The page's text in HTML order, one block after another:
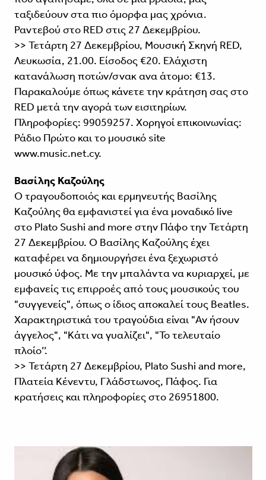
ταξιδεύουν στα πιο όμορφα μας χρόνια.
Ραντεβού στο RED στις 27 Δεκεμβρίου.
>> Τετάρτη 27 Δεκεμβρίου, Μουσική Σκηνή RED,
Λευκωσία, 21.00. Είσοδος €20. Ελάχιστη
κατανάλωση ποτών/σνακ ανα άτομο: €13.
Παρακαλούμε όπως κάνετε την κράτηση σας στο
RED μετά την αγορά των εισιτηρίων.
Πληροφορίες: 99059257. Χορηγοί επικοινωνίας:
Ράδιο Πρώτο και το μουσικό site
www.music.net.cy.
Βασίλης Καζούλης
O τραγουδοποιός και ερμηνευτής Βασίλης
Καζούλης θα εμφανιστεί για ένα μοναδικό live
στο Plato Sushi and more στην Πάφο την Τετάρτη
27 Δεκεμβρίου. Ο Βασίλης Καζούλης έχει
καταφέρει να δημιουργήσει ένα ξεχωριστό
μουσικό ύφος. Με την μπαλάντα να κυριαρχεί, με
εμφανείς τις επιρροές από τους μουσικούς του
"συγγενείς", όπως ο ίδιος αποκαλεί τους Beatles.
Χαρακτηριστικά του τραγούδια είναι "Αν ήσουν
άγγελος", "Κάτι να γυαλίζει", "Το τελευταίο
πλοίο’’.
>> Τετάρτη 27 Δεκεμβρίου, Plato Sushi and more,
Πλατεία Κένεντυ, Γλάδστωνος, Πάφος. Για
κρατήσεις και πληροφορίες στο 26951800.